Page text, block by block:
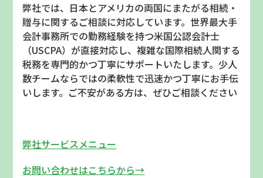
弊社では、日本とアメリカの両国にまたがる相続・
贈与に関するご相談に対応しています。世界最大手
会計事務所での勤務経験を持つ米国公認会計士
（USCPA）が直接対応し、複雑な国際相続人関する
税務を専門的かつ丁寧にサポートいたします。少人
数チームならではの柔軟性で迅速かつ丁寧にお手伝
いします。ご不安がある方は、ぜひご相談ください
弊社サービスメニュー
お問い合わせはこちらから→